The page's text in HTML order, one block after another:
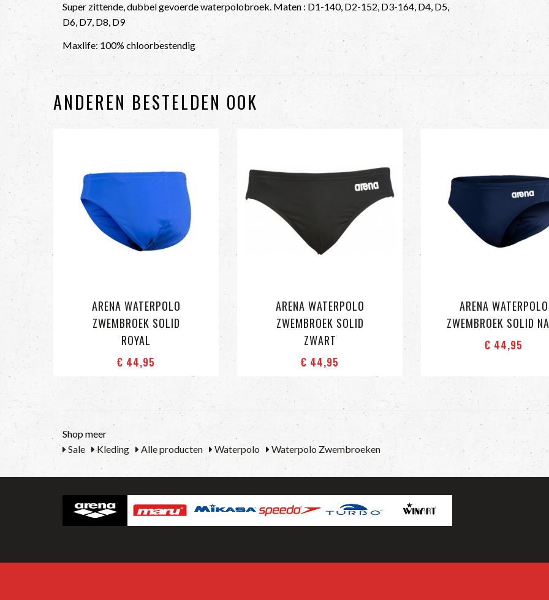
Super zittende, dubbel gevoerde waterpolobroek. Maten : D1-140, D2-152, D3-164, D4, D5,
D6, D7, D8, D9
Maxlife: 100% chloorbestendig
ANDEREN BESTELDEN OOK
ARENA WATERPOLO
ZWEMBROEK SOLID
ROYAL
€ 44,95
ARENA WATERPOLO
ZWEMBROEK SOLID
ZWART
€ 44,95
ARENA WATERPOLO
ZWEMBROEK SOLID
€ 44,95
Shop meer
Sale
Kleding Alle producten Waterpolo Waterpolo Zwembroeken